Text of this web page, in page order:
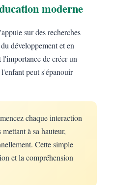
moderne
sur des recherches
développement et en
de créer un
peut s'épanouir
chaque interaction
à sa hauteur,
Cette simple
et la compréhension